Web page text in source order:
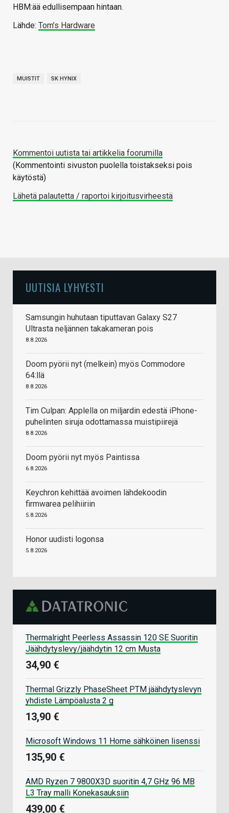
HBM:ää edullisempaan hintaan.
Lähde: Tom’s Hardware
MUISTIT SK HYNIX
Kommentoi uutista tai artikkelia foorumilla
(Kommentointi sivuston puolella toistakseksi pois
käytöstä)
Lähetä palautetta / raportoi kirjoitusvirheestä
UUTISIA LYHYESTI
Samsungin huhutaan tiputtavan Galaxy S27
Ultrasta neljännen takakameran pois
8.8.2026
Doom pyörii nyt (melkein) myös Commodore
64:llä
8.8.2026
Tim Culpan: Applella on miljardin edestä iPhone-
puhelinten siruja odottamassa muistipiirejä
8.8.2026
Doom pyörii nyt myös Paintissa
6.8.2026
Keychron kehittää avoimen lähdekoodin
firmwarea pelihiiriin
5.8.2026
Honor uudisti logonsa
5.8.2026
Thermalright Peerless Assassin 120 SE Suoritin
Jäähdytyslevy/jäähdytin 12 cm Musta
34,90 €
Thermal Grizzly PhaseSheet PTM jäähdytyslevyn
yhdiste Lämpöalusta 2 g
13,90 €
Microsoft Windows 11 Home sähköinen lisenssi
135,90 €
AMD Ryzen 7 9800X3D suoritin 4,7 GHz 96 MB
L3 Tray malli Konekasauksiin
439,00 €